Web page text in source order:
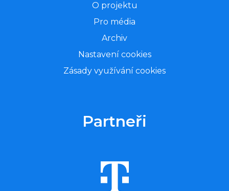
O projektu
Pro média
Archiv
Nastavení cookies
Zásady využívání cookies
Partneři